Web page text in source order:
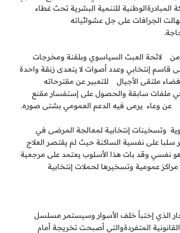
للتنمية البشرية تحث غطاء
الجرافات على جل عشوائياته
من لائحة العبث السياسوي وبلقنة ومخرجات
إنتخابي وعدد أصوات لا يتعدى زنقة واحدة
ملتقى الأجيال للتعبير عن مقترحاته
ملفات سابقة والحصول على إستفسار مقنع
عن وعاء يرمى فيه الدعم العمومي بشتى صوره.
وتسخينات إنتخابية لمعالجة المرضى في
سلبا على نفسية الساكنة حيث لم يقتصر العلاج
نفسي وقد بات هذا الأسلوب يعتمد على مرجعية
عمومية وتسخيرها لحملات إنتخابية
الذي إختبأ خلف الأسوار وسيستمر مسلسل
المتفردةوالتي أصبحت تخريجة أمام